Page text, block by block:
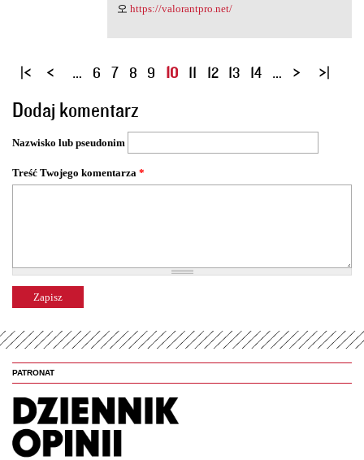
오 https://valorantpro.net/
S
r
o
y
… 6 7 8 9 10 11 12 13 14 …
Dodaj komentarz
Nazwisko lub pseudonim
Treść Twojego komentarza *
PATRONAT